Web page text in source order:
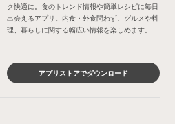
ク快適に。食のトレンド情報や簡単レシピに毎日
出会えるアプリ。内食・外食問わず、グルメや料
理、暮らしに関する幅広い情報を楽しめます。
アプリストアでダウンロード